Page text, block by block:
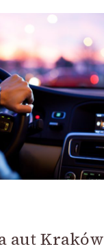
aut Kraków